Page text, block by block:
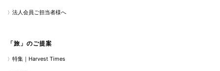
法人会員ご担当者様へ
「旅」のご提案
特集｜Harvest Times